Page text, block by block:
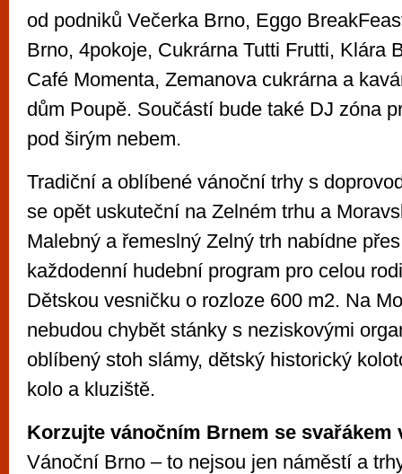
od podniků Večerka Brno, Eggo
Brno, 4pokoje, Cukrárna Tutti Frutti, Klára
Café Momenta, Zemanova cukrárna a
dům Poupě. Součástí bude také DJ zóna
pod širým nebem.
Tradiční a oblíbené vánoční trhy s
se opět uskuteční na Zelném trhu a
Malebný a řemeslný Zelný trh nabídne
každodenní hudební program pro celou
Dětskou vesničku o rozloze 600 m2. Na
nebudou chybět stánky s neziskovými
oblíbený stoh slámy, dětský historický
kolo a kluziště.
Korzujte vánočním Brnem se svařákem
Vánoční Brno – to nejsou jen náměstí a